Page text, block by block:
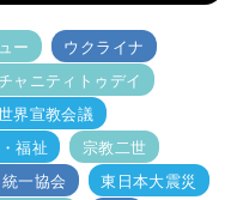
ー
ウクライナ
ャニティトゥデイ
界宣教会議
福祉
宗教二世
一協会
東日本大震災